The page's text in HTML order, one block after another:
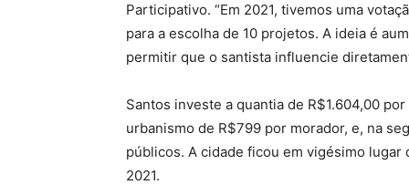
Participativo. “Em 2021, tivemos uma
para a escolha de 10 projetos. A ideia é
permitir que o santista influencie
Santos investe a quantia de R$1.604,00
urbanismo de R$799 por morador, e, na
públicos. A cidade ficou em vigésimo
2021.